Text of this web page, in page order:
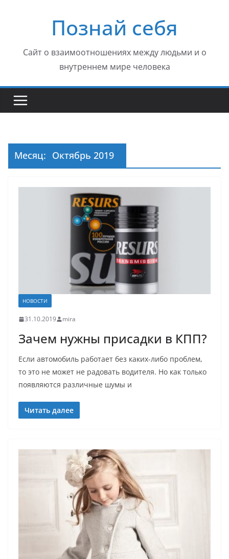
содержимомуПознай себя
Сайт о взаимоотношениях между людьми и о
внутреннем мире человека
Месяц: Октябрь 2019
НОВОСТИ
31.10.2019 mira
Зачем нужны присадки в КПП?
Если автомобиль работает без каких-либо проблем,
то это не может не радовать водителя. Но как только
появляются различные шумы и
Читать далее